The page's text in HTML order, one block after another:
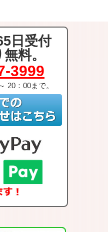
日受付
料。
3999
20：00まで。